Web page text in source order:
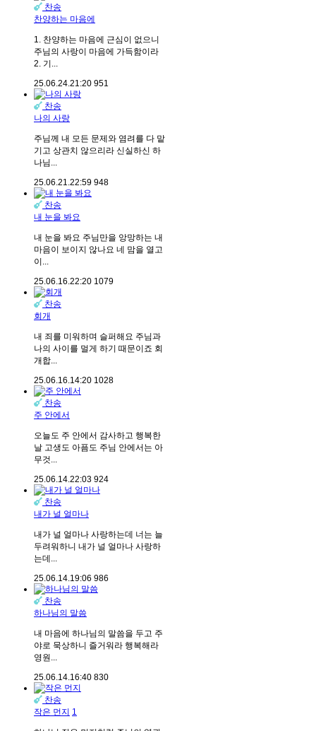
찬송
찬양하는 마음에
1. 찬양하는 마음에 근심이 없으니
주님의 사랑이 마음에 가득함이라
2. 기...
25.06.24.21:20 951
찬송
나의 사랑
주님께 내 모든 문제와 염려를 다 맡
기고 상관치 않으리라 신실하신 하
나님...
25.06.21.22:59 948
찬송
내 눈을 봐요
내 눈을 봐요 주님만을 앙망하는 내
마음이 보이지 않나요 네 맘을 열고
이...
25.06.16.22:20 1079
찬송
회개
내 죄를 미워하며 슬퍼해요 주님과
나의 사이를 멀게 하기 때문이죠 회
개합...
25.06.16.14:20 1028
찬송
주 안에서
오늘도 주 안에서 감사하고 행복한
날 고생도 아픔도 주님 안에서는 아
무것...
25.06.14.22:03 924
찬송
내가 널 얼마나
내가 널 얼마나 사랑하는데 너는 늘
두려워하니 내가 널 얼마나 사랑하
는데...
25.06.14.19:06 986
찬송
하나님의 말씀
내 마음에 하나님의 말씀을 두고 주
야로 묵상하니 즐거워라 행복해라
영원...
25.06.14.16:40 830
찬송
작은 먼지 1